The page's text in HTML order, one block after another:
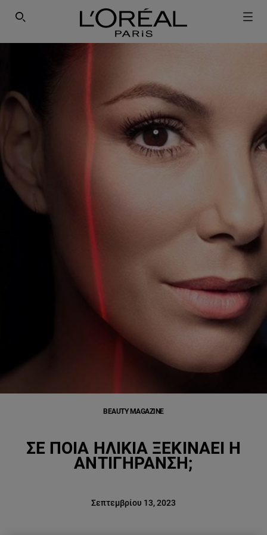
ΕΓΓΡΑΦΕΙΤΕ ΣΤΟ NEWSLETTER!
SEARCH THIS SITE
BEAUTY MAGAZINE
ΣΕ ΠΟΙΑ ΗΛΙΚΊΑ ΞΕΚΙΝΆΕΙ Η
ΑΝΤΙΓΉΡΑΝΣΗ;
Σεπτεμβρίου 13, 2023